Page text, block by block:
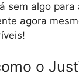
sem algo para
agora
o